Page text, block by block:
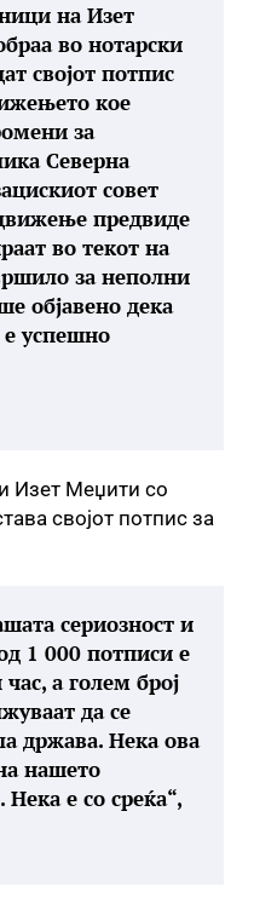
на Изет
во нотарски
својот потпис
кое
за
Северна
совет
предвиде
во текот на
за неполни
објавено дека
успешно
и Изет Меџити со
својот потпис за
сериозност и
1 000 потписи е
а голем број
да се
држава. Нека ова
нашето
е со среќа“,